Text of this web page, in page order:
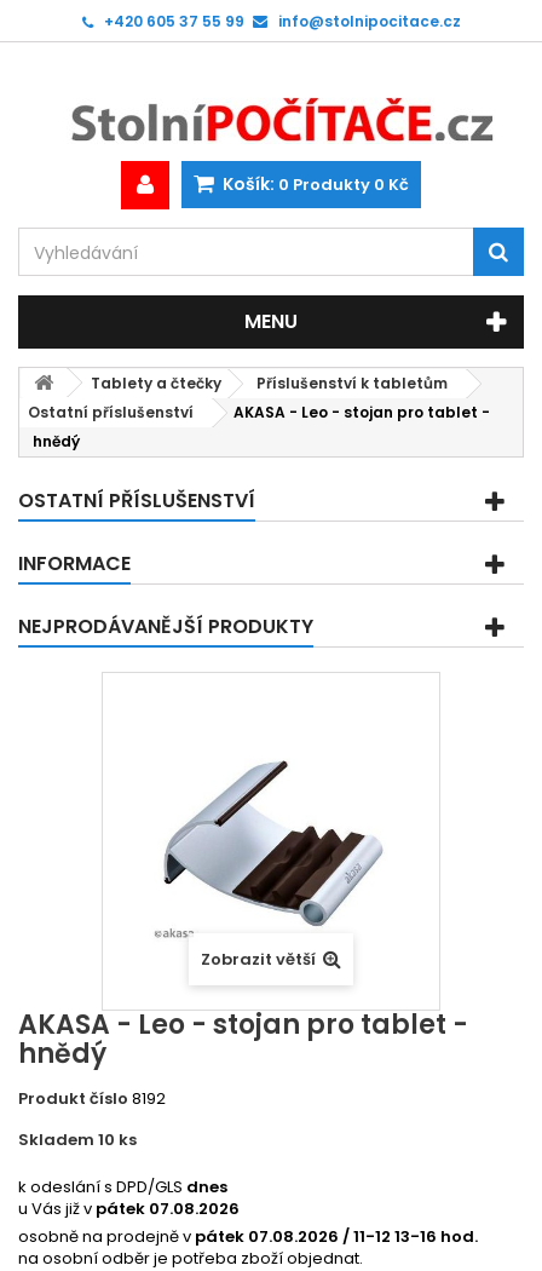
+420 605 37 55 99 info@stolnipocitace.cz
Košík: 0 Produkty 0 Kč
MENU
Tablety a čtečky
Příslušenství k tabletům
Ostatní příslušenství
AKASA - Leo - stojan pro tablet -
hnědý
OSTATNÍ PŘÍSLUŠENSTVÍ
INFORMACE
NEJPRODÁVANĚJŠÍ PRODUKTY
Zobrazit větší
AKASA - Leo - stojan pro tablet -
hnědý
Produkt číslo 8192
Skladem 10 ks
k odeslání s DPD/GLS dnes
u Vás již v pátek 07.08.2026
osobně na prodejně v pátek 07.08.2026 / 11-12 13-16 hod.
na osobní odběr je potřeba zboží objednat.